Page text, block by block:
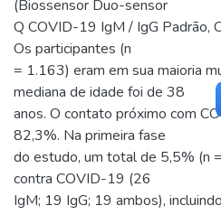
(Biossensor Duo-sensor
Q COVID-19 IgM / IgG Padrão,
Os participantes (n
= 1.163) eram em sua maioria
mediana de idade foi de 38
anos. O contato próximo com
82,3%. Na primeira fase
do estudo, um total de 5,5% (n
contra COVID-19 (26
IgM; 19 IgG; 19 ambos),